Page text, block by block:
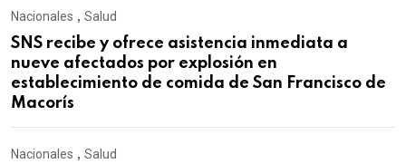
Nacionales , Salud
SNS recibe y ofrece asistencia inmediata a
nueve afectados por explosión en
establecimiento de comida de San Francisco de
Macorís
Nacionales , Salud